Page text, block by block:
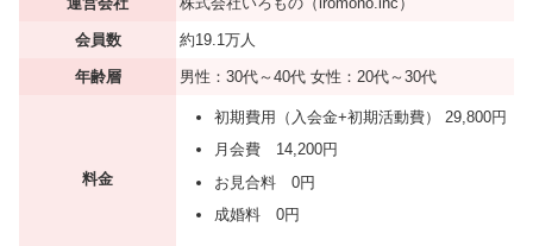
会員数 約19.1万人
年齢層 男性：30代～40代 女性：20代～30代
料金
初期費用（入会金+初期活動費） 29,800円
月会費 14,200円
お見合料 0円
成婚料 0円